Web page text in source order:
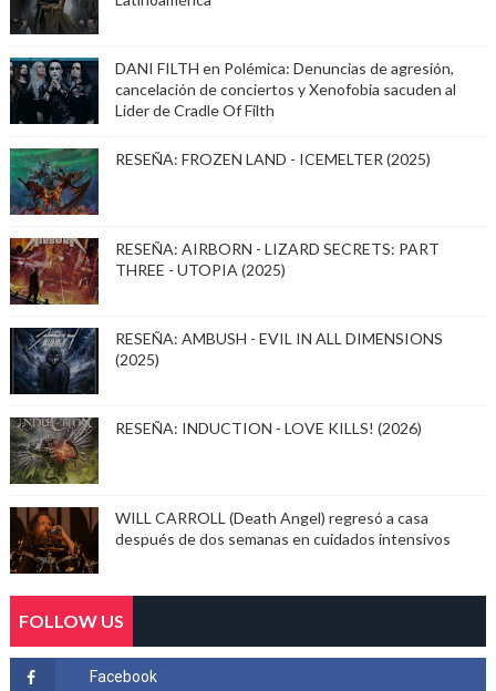
DANI FILTH en Polémica: Denuncias de agresión,
cancelación de conciertos y Xenofobia sacuden al
Lider de Cradle Of Filth
RESEÑA: FROZEN LAND - ICEMELTER (2025)
RESEÑA: AIRBORN - LIZARD SECRETS: PART
THREE - UTOPIA (2025)
RESEÑA: AMBUSH - EVIL IN ALL DIMENSIONS
(2025)
RESEÑA: INDUCTION - LOVE KILLS! (2026)
WILL CARROLL (Death Angel) regresó a casa
después de dos semanas en cuidados intensivos
FOLLOW US